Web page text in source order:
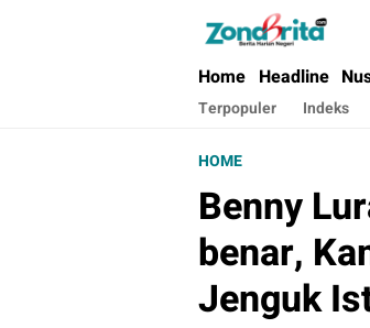
Berita Harian Negeri
Home Headline
Terpopuler Indeks
HOME
Benny
benar,
Jenguk